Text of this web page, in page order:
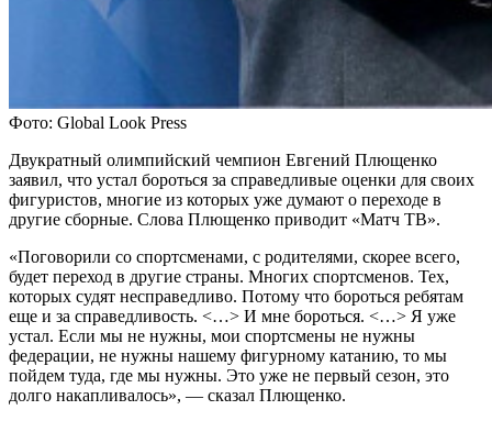
Фото: Global Look Press
Двукратный олимпийский чемпион Евгений Плющенко
заявил, что устал бороться за справедливые оценки для своих
фигуристов, многие из которых уже думают о переходе в
другие сборные. Слова Плющенко приводит «Матч ТВ».
«Поговорили со спортсменами, с родителями, скорее всего,
будет переход в другие страны. Многих спортсменов. Тех,
которых судят несправедливо. Потому что бороться ребятам
еще и за справедливость. <…> И мне бороться. <…> Я уже
устал. Если мы не нужны, мои спортсмены не нужны
федерации, не нужны нашему фигурному катанию, то мы
пойдем туда, где мы нужны. Это уже не первый сезон, это
долго накапливалось», — сказал Плющенко.